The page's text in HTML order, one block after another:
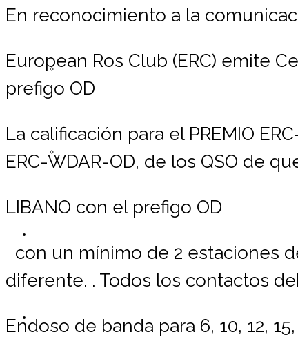
Registrarse ERC
Donaciones
En reconocimiento a la
European Ros Club (ERC) emite
prefigo OD
La calificación para el PREMIO
ERC-WDAR-OD, de los QSO de
LIBANO con el prefigo OD
con un mínimo de 2 estaciones
diferente. . Todos los contactos
Endoso de banda para 6, 10, 12,